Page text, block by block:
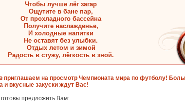
Чтобы лучше лёг загар
Ощутите в бане пар,
От прохладного бассейна
Получите наслажденье,
И холодные напитки
Не оставят без улыбки.
Отдых летом и зимой
Радость в стужу, лёгкость в зной.
приглашаем на просмотр Чемпионата мира по футболу!
и вкусные закуски ждут Вас!
предложить Вам: